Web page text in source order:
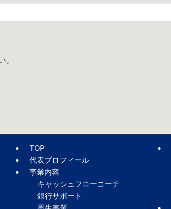
。
TOP
代表プロフィール
事業内容
キャッシュフローコーチ
銀行サポート